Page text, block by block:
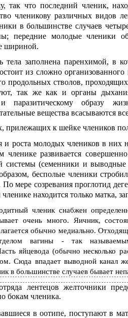
так что последний членик,
членикову различных видов
в большинстве случаев
передние молодые членики
шириной.
тела заполнена паренхимой, в
из сложно
продольных стволов,
так же как и органы
и паразитическому образу
вещества всасываются
прилежащих к шейке члеников
и роста молодых члеников в них
членике развивается
системы (семенники и выводные
бесполые членики
мере созревания проглотид
находится только матка,
членик снабжен
очень много. Яичник,
обычно медиально.
вагины - так
яйцевода (обычно несколько
Сюда впадает выводной канал
в большинстве случаев бывает
лентецов желточники
бокам членика.
в оотипе, поступают в